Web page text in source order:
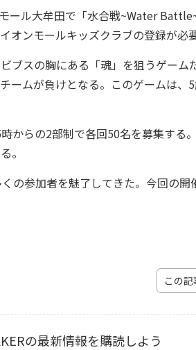
ル大牟田で「水合戦~Water Battle~
ンモールキッズクラブの登録が必
ブスの胸にある「魂」を狙うゲーム
ームが負けとなる。このゲームは、
らの2部制で各回50名を募集する
。
の参加者を魅了してきた。今回の開
この
の最新情報を購読しよう